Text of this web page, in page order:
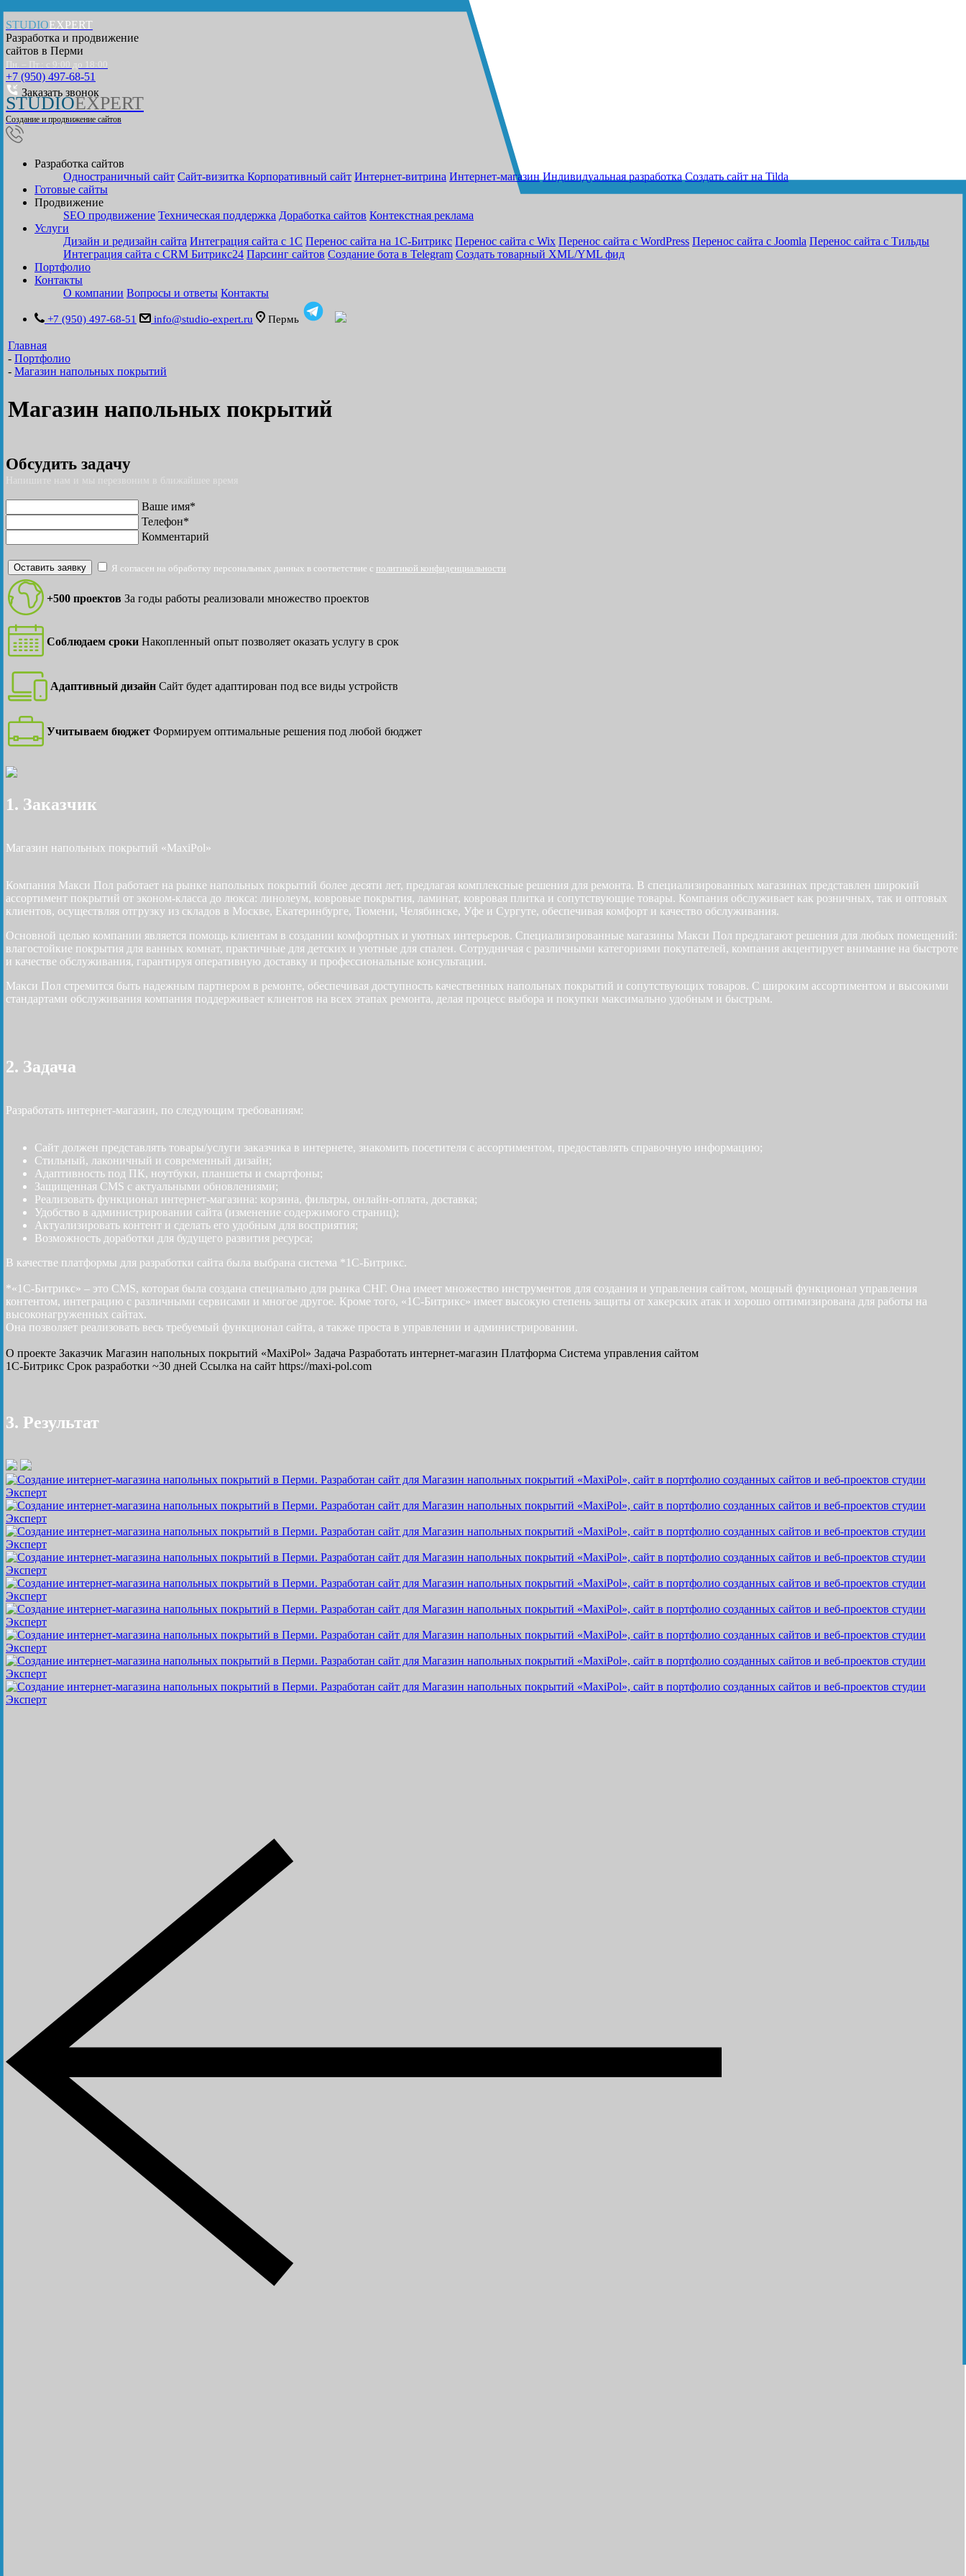
STUDIOEXPERT
Разработка и продвижение
сайтов в Перми
Пн. – Пт.: с 9:00 до 18:00
+7 (950) 497-68-51
Заказать звонок
STUDIOEXPERT
Создание и продвижение сайтов
Разработка сайтов
Одностраничный сайт Cайт-визитка Корпоративный сайт Интернет-витрина Интернет-магазин Индивидуальная разработка Создать сайт на Tilda
Готовые сайты
Продвижение
SEO продвижение Техническая поддержка Доработка сайтов Контекстная реклама
Услуги
Дизайн и редизайн сайта Интеграция сайта с 1С Перенос сайта на 1С-Битрикс Перенос сайта с Wix Перенос сайта с WordPress Перенос сайта с Joomla Перенос сайта с Тильды
Интеграция сайта с CRM Битрикс24 Парсинг сайтов Создание бота в Telegram Создать товарный XML/YML фид
Портфолио
Контакты
О компании Вопросы и ответы Контакты
+7 (950) 497-68-51 info@studio-expert.ru Пермь
Главная
- Портфолио
- Магазин напольных покрытий
Магазин напольных покрытий
Обсудить задачу
Напишите нам и мы перезвоним в ближайшее время
Ваше имя*
Телефон*
Комментарий
Оставить заявку Я согласен на обработку персональных данных в соответствие с политикой конфиденциальности
+500 проектов За годы работы реализовали множество проектов
Соблюдаем сроки Накопленный опыт позволяет оказать услугу в срок
Адаптивный дизайн Сайт будет адаптирован под все виды устройств
Учитываем бюджет Формируем оптимальные решения под любой бюджет
1. Заказчик
Магазин напольных покрытий «MaxiPol»
Компания Макси Пол работает на рынке напольных покрытий более десяти лет, предлагая комплексные решения для ремонта. В специализированных магазинах представлен широкий
ассортимент покрытий от эконом-класса до люкса: линолеум, ковровые покрытия, ламинат, ковровая плитка и сопутствующие товары. Компания обслуживает как розничных, так и оптовых
клиентов, осуществляя отгрузку из складов в Москве, Екатеринбурге, Тюмени, Челябинске, Уфе и Сургуте, обеспечивая комфорт и качество обслуживания.
Основной целью компании является помощь клиентам в создании комфортных и уютных интерьеров. Специализированные магазины Макси Пол предлагают решения для любых помещений:
влагостойкие покрытия для ванных комнат, практичные для детских и уютные для спален. Сотрудничая с различными категориями покупателей, компания акцентирует внимание на быстроте
и качестве обслуживания, гарантируя оперативную доставку и профессиональные консультации.
Макси Пол стремится быть надежным партнером в ремонте, обеспечивая доступность качественных напольных покрытий и сопутствующих товаров. С широким ассортиментом и высокими
стандартами обслуживания компания поддерживает клиентов на всех этапах ремонта, делая процесс выбора и покупки максимально удобным и быстрым.
2. Задача
Разработать интернет-магазин, по следующим требованиям:
Сайт должен представлять товары/услуги заказчика в интернете, знакомить посетителя с ассортиментом, предоставлять справочную информацию;
Стильный, лаконичный и современный дизайн;
Адаптивность под ПК, ноутбуки, планшеты и смартфоны;
Защищенная CMS с актуальными обновлениями;
Реализовать функционал интернет-магазина: корзина, фильтры, онлайн-оплата, доставка;
Удобство в администрировании сайта (изменение содержимого страниц);
Актуализировать контент и сделать его удобным для восприятия;
Возможность доработки для будущего развития ресурса;
В качестве платформы для разработки сайта была выбрана система *1С-Битрикс.
*«1С-Битрикс» – это CMS, которая была создана специально для рынка СНГ. Она имеет множество инструментов для создания и управления сайтом, мощный функционал управления
контентом, интеграцию с различными сервисами и многое другое. Кроме того, «1С-Битрикс» имеет высокую степень защиты от хакерских атак и хорошо оптимизирована для работы на
высоконагруженных сайтах.
Она позволяет реализовать весь требуемый функционал сайта, а также проста в управлении и администрировании.
О проекте Заказчик Магазин напольных покрытий «MaxiPol» Задача Разработать интернет-магазин Платформа Система управления сайтом
1С-Битрикс Срок разработки ~30 дней Ссылка на сайт https://maxi-pol.com
3. Результат